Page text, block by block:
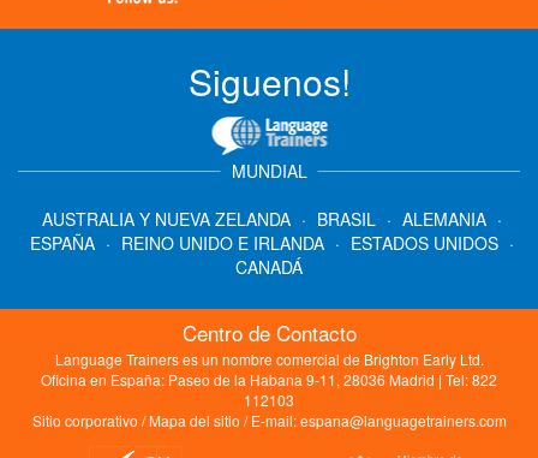
Siguenos!
MUNDIAL
AUSTRALIA Y NUEVA ZELANDA · BRASIL · ALEMANIA ·
ESPAÑA · REINO UNIDO E IRLANDA · ESTADOS UNIDOS ·
CANADÁ
Centro de Contacto
Language Trainers es un nombre comercial de Brighton Early Ltd.
Oficina en España: Paseo de la Habana 9-11, 28036 Madrid | Tel: 822
112103
Sitio corporativo /Mapa del sitio / E-mail:espana@languagetrainers.com